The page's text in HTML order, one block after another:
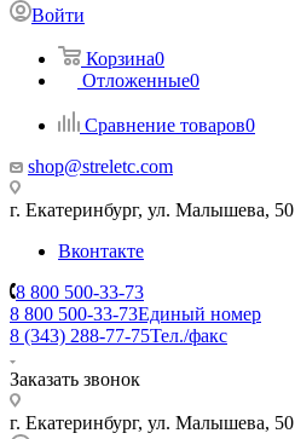
Войти
Корзина0
Отложенные0
Сравнение товаров0
shop@streletc.com
г. Екатеринбург, ул. Малышева, 50
Вконтакте
8 800 500-33-73
8 800 500-33-73Единый номер
8 (343) 288-77-75Тел./факс
Заказать звонок
г. Екатеринбург, ул. Малышева, 50